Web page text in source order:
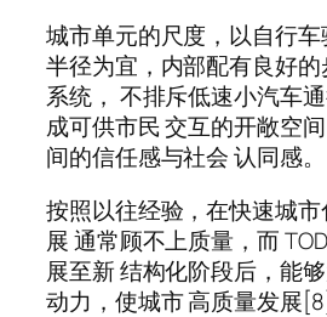
城市单元的尺度，以自行车
半径为宜，内部配有良好
系统， 不排斥低速小汽车
成可供市民 交互的开敞空
间的信任感与社会 认同感。
按照以往经验，在快速城
展 通常顾不上质量，而
展至新 结构化阶段后，能
动力，使城市 高质量发展